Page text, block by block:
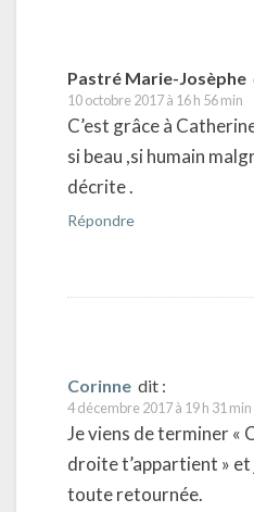
Pastré Marie-Josèphe
10 octobre 2017 à 16 h 56 min
C’est grâce à
si beau ,si humain
décrite .
Répondre
Corinne dit :
4 décembre 2017 à 19 h 31 min
Je viens de terminer «
droite t’appartient » et
toute retournée.